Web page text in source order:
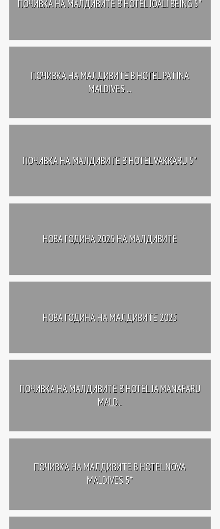
ПОЧИВКА НА МАЛДИВИТЕ В HOTEL JOALI BEING 5*
ПОЧИВКА НА МАЛДИВИТЕ В HOTEL PATINA
MALDIVES ...
ПОЧИВКА НА МАЛДИВИТЕ В HOTEL VAKKARU 5*
НОВА ГОДИНА 2025 НА МАЛДИВИТЕ
НОВА ГОДИНА НА МАЛДИВИТЕ 2025
ПОЧИВКА НА МАЛДИВИТЕ В HOTEL JA MANAFARU
MALD...
ПОЧИВКА НА МАЛДИВИТЕ В HOTEL NOVA
MALDIVES 5*